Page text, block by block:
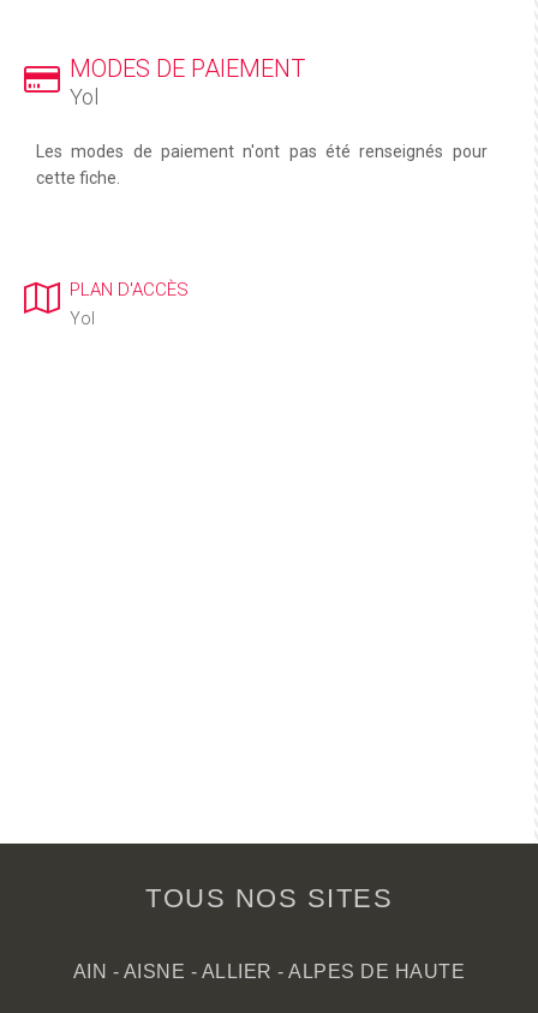
MODES DE PAIEMENT
Yol
Les modes de paiement n'ont pas été renseignés pour
cette fiche.
PLAN D'ACCÈS
Yol
TOUS NOS SITES
AIN - AISNE - ALLIER -ALPES DE HAUTE